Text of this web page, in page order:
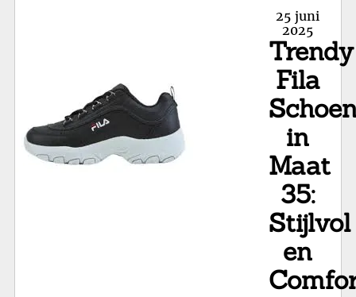
in
Posted
on
25 juni
2025
Trendy
Fila
in
Maat
35:
Stijlvol
en